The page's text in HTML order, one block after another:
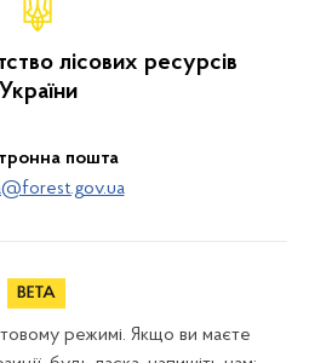
лісових ресурсів
України
пошта
режимі. Якщо ви маєте